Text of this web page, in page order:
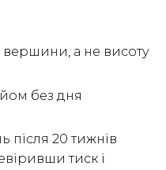
а не висоту
без дня
після 20 тижнів
тиск і